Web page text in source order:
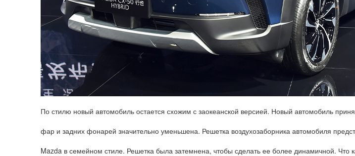
По стилю новый автомобиль остается схожим с заокеанской версией. Новый автомобиль
фар и задних фонарей значительно уменьшена. Решетка воздухозаборника автомобиля
Mazda в семейном стиле. Решетка была затемнена, чтобы сделать ее более динамичной. Что